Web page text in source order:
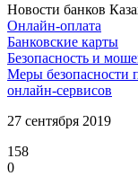
Новости банков
Онлайн-оплата
Банковские карты
Безопасность и
Меры безопасности
онлайн-сервисов
27 сентября 2019
158
0